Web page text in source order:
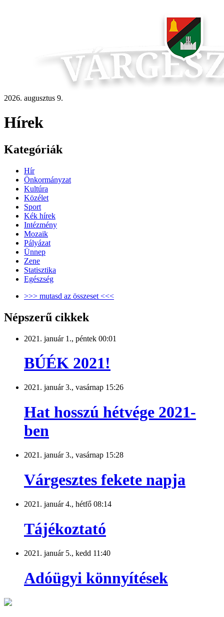
2026. augusztus 9.
Hírek
Kategóriák
Hír
Önkormányzat
Kultúra
Közélet
Sport
Kék hírek
Intézmény
Mozaik
Pályázat
Ünnep
Zene
Statisztika
Egészség
>>> mutasd az összeset <<<
Népszerű cikkek
2021. január 1., péntek 00:01
BÚÉK 2021!
2021. január 3., vasárnap 15:26
Hat hosszú hétvége 2021-
ben
2021. január 3., vasárnap 15:28
Várgesztes fekete napja
2021. január 4., hétfő 08:14
Tájékoztató
2021. január 5., kedd 11:40
Adóügyi könnyítések